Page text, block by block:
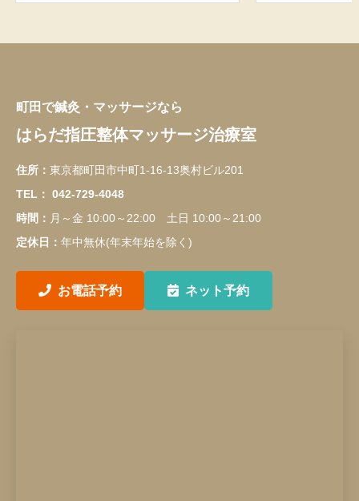
町田で鍼灸・マッサージなら
はらだ指圧整体マッサージ治療室
住所： 東京都町田市中町1-16-13奥村ビル201
TEL： 042-729-4048
時間： 月～金 10:00～22:00 土日 10:00～21:00
定休日： 年中無休(年末年始を除く)
お電話予約 ネット予約